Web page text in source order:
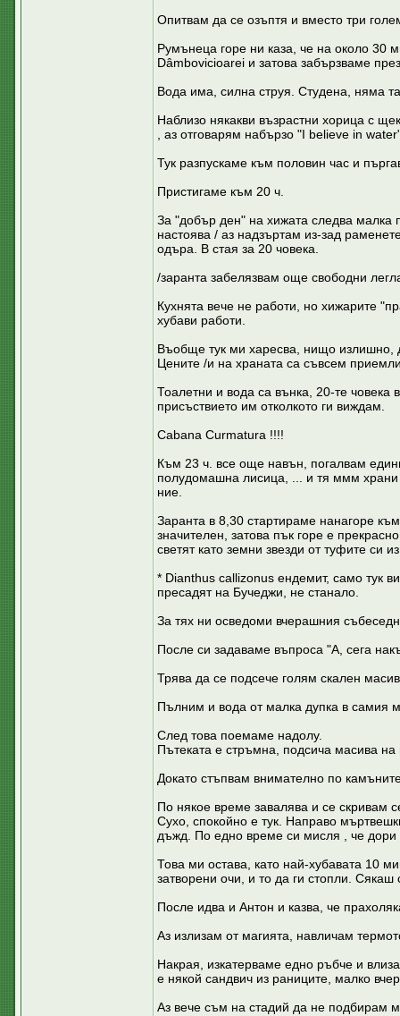
Опитвам да се озъптя и вместо три
Румънеца горе ни каза, че на около 30
Dâmbovicioarei и затова забързваме
Вода има, силна струя. Студена, няма
Наблизо някакви възрастни хорица с
, аз отговарям набързо "I believe in
Тук разпускаме към половин час и
Пристигаме към 20 ч.
За "добър ден" на хижата следва малка
настоява / аз надзъртам из-зад
одъра. В стая за 20 човека.
/заранта забелязвам още свободни
Кухнята вече не работи, но хижарите
хубави работи.
Въобще тук ми харесва, нищо излишно,
Цените /и на храната са съвсем
Тоалетни и вода са вънка, 20-те човека
присъствието им отколкото ги виждам.
Cabana Curmatura !!!!
Към 23 ч. все още навън, погалвам
полудомашна лисица, ... и тя ммм храни
ние.
Заранта в 8,30 стартираме нанагоре
значителен, затова пък горе е
светят като земни звезди от туфите си
* Dianthus callizonus ендемит, само тук
пресадят на Бучеджи, не станало.
За тях ни осведоми вчерашния
После си задаваме въпроса "А, сега
Трява да се подсече голям скален
Пълним и вода от малка дупка в самия
След това поемаме надолу.
Пътеката е стръмна, подсича масива
Докато стъпвам внимателно по
По някое време завалява и се скривам
Сухо, спокойно е тук. Направо
дъжд. По едно време си мисля , че
Това ми остава, като най-хубавата 10
затворени очи, и то да ги стопли.
После идва и Антон и казва, че
Аз излизам от магията, навличам
Накрая, изкатерваме едно ръбче и
е някой сандвич из раниците, малко
Аз вече съм на стадий да не подбирам